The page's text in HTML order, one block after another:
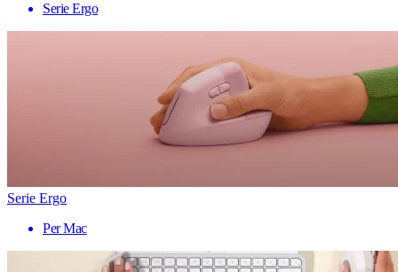
Serie Ergo
Serie Ergo
Per Mac